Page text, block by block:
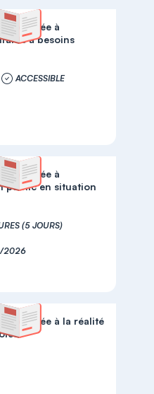
adaptée à
à besoins
ACCESSIBLE
adaptée à
public en situation
(5 JOURS)
2026
adaptée à la réalité